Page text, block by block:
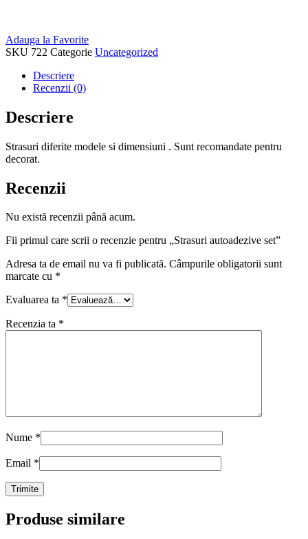
Adauga la Favorite
SKU 722 Categorie Uncategorized
Descriere
Recenzii (0)
Descriere
Strasuri diferite modele si dimensiuni . Sunt recomandate pentru
decorat.
Recenzii
Nu există recenzii până acum.
Fii primul care scrii o recenzie pentru „Strasuri autoadezive set”
Adresa ta de email nu va fi publicată. Câmpurile obligatorii sunt
marcate cu *
Evaluarea ta *
Recenzia ta *
Nume *
Email *
Produse similare